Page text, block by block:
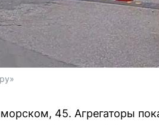
45. Агрегаторы